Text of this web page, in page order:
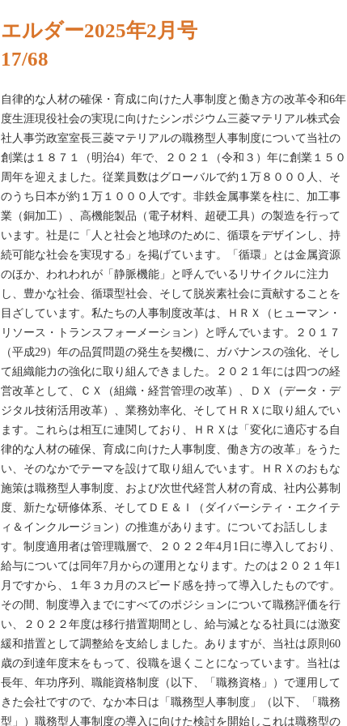
エルダー2025年2月号
17/68
自律的な人材の確保・育成に向けた人事制度と働き方の改革令和6年
度生涯現役社会の実現に向けたシンポジウム三菱マテリアル株式会
社人事労政室室長三菱マテリアルの職務型人事制度について当社の
創業は１８７１（明治4）年で、２０２１（令和３）年に創業１５０
周年を迎えました。従業員数はグローバルで約１万８０００人、そ
のうち日本が約１万１０００人です。非鉄金属事業を柱に、加工事
業（銅加工）、高機能製品（電子材料、超硬工具）の製造を行って
います。社是に「人と社会と地球のために、循環をデザインし、持
続可能な社会を実現する」を掲げています。「循環」とは金属資源
のほか、われわれが「静脈機能」と呼んでいるリサイクルに注力
し、豊かな社会、循環型社会、そして脱炭素社会に貢献することを
目ざしています。私たちの人事制度改革は、ＨＲＸ（ヒューマン・
リソース・トランスフォーメーション）と呼んでいます。２０１７
（平成29）年の品質問題の発生を契機に、ガバナンスの強化、そし
て組織能力の強化に取り組んできました。２０２１年には四つの経
営改革として、ＣＸ（組織・経営管理の改革）、ＤＸ（データ・デ
ジタル技術活用改革）、業務効率化、そしてＨＲＸに取り組んでい
ます。これらは相互に連関しており、ＨＲＸは「変化に適応する自
律的な人材の確保、育成に向けた人事制度、働き方の改革」をうた
い、そのなかでテーマを設けて取り組んでいます。ＨＲＸのおもな
施策は職務型人事制度、および次世代経営人材の育成、社内公募制
度、新たな研修体系、そしてＤＥ＆Ｉ（ダイバーシティ・エクイテ
ィ＆インクルージョン）の推進があります。についてお話ししま
す。制度適用者は管理職層で、２０２２年4月1日に導入しており、
給与については同年7月からの運用となります。たのは２０２１年1
月ですから、１年３カ月のスピード感を持って導入したものです。
その間、制度導入までにすべてのポジションについて職務評価を行
い、２０２２年度は移行措置期間とし、給与減となる社員には激変
緩和措置として調整給を支給しました。ありますが、当社は原則60
歳の到達年度末をもって、役職を退くことになっています。当社は
長年、年功序列、職能資格制度（以下、「職務資格」）で運用して
きた会社ですので、なか本日は「職務型人事制度」（以下、「職務
型」）職務型人事制度の導入に向けた検討を開始しこれは職務型の